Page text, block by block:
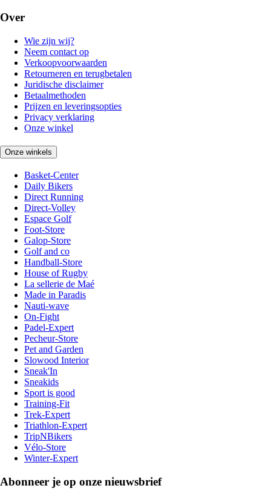
Over
Wie zijn wij?
Neem contact op
Verkoopvoorwaarden
Retourneren en terugbetalen
Juridische disclaimer
Betaalmethoden
Prijzen en leveringsopties
Privacy verklaring
Onze winkel
Onze winkels
Basket-Center
Daily Bikers
Direct Running
Direct-Volley
Espace Golf
Foot-Store
Galop-Store
Golf and co
Handball-Store
House of Rugby
La sellerie de Maé
Made in Paradis
Nauti-wave
On-Fight
Padel-Expert
Pecheur-Store
Pet and Garden
Slowood Interior
Sneak'In
Sneakids
Sport is good
Training-Fit
Trek-Expert
Triathlon-Expert
TripNBikers
Vélo-Store
Winter-Expert
Abonneer je op onze nieuwsbrief